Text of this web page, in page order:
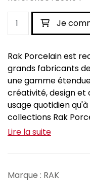
Je
Rak Porcelain est
grands fabricants
une gamme
créativité, design et
usage quotidien
collections Rak
Lire la suite
Marque : RAK